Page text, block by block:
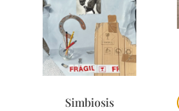
Simbiosis